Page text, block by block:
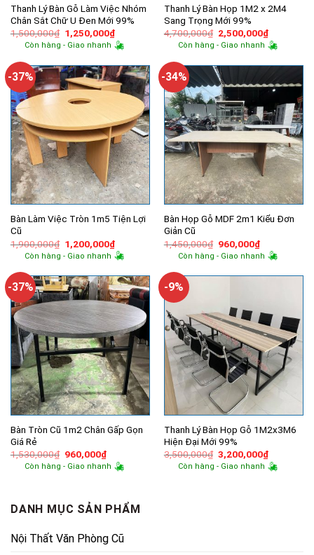
Thanh Lý Bàn Gỗ Làm Việc Nhóm
Chân Sắt Chữ U Đen Mới 99%
1,500,000₫ Giá
gốc
là:
1,250,000₫Giá
hiện
tại
1,250,000₫.
Còn hàng - Giao nhanh
Thanh Lý Bàn Họp 1M2 x 2M4
Sang Trọng Mới 99%
4,700,000₫ Giá
gốc
là:
2,500,000₫Giá
hiện
tại
Còn hàng - Giao nhanh
-37%
Bàn Làm Việc Tròn 1m5 Tiện Lợi
Cũ
1,900,000₫ Giá
gốc
là:
1,200,000₫Giá
hiện
tại
1,200,000₫.
Còn hàng - Giao nhanh
-34%
Bàn Họp Gỗ MDF 2m1 Kiểu Đơn
Giản Cũ
1,450,000₫ Giá
gốc
là:
960,000₫Giá
hiện
tại
960,000₫.
Còn hàng - Giao nhanh
-37%
Bàn Tròn Cũ 1m2 Chân Gấp Gọn
Giá Rẻ
1,530,000₫ Giá
gốc
là:
960,000₫Giá
hiện
tại
Còn hàng - Giao nhanh
-9%
Thanh Lý Bàn Họp Gỗ 1M2x3M6
Hiện Đại Mới 99%
3,500,000₫ Giá
gốc
là:
3,200,000₫Giá
hiện
tại
Còn hàng - Giao nhanh
DANH MỤC SẢN PHẨM
Nội Thất Văn Phòng Cũ